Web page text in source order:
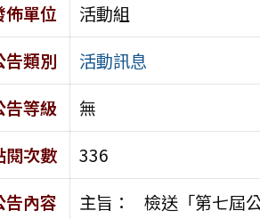
佈單位
活動組
告類別
活動訊息
告等級
無
閱次數
336
告內容
主旨： 檢送「第七屆